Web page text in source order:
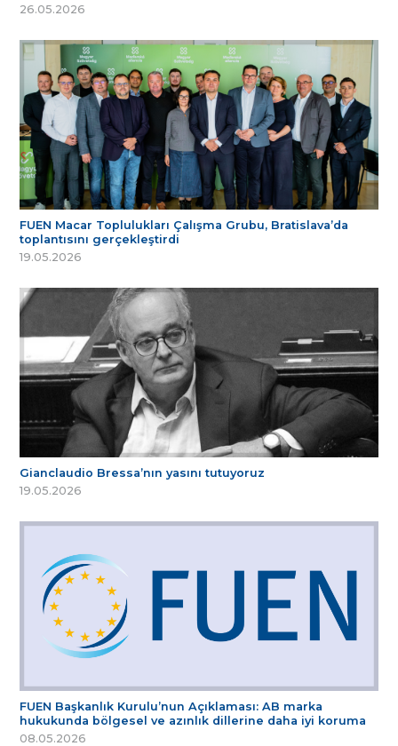
26.05.2026
FUEN Macar Toplulukları Çalışma Grubu, Bratislava’da
toplantısını gerçekleştirdi
19.05.2026
Gianclaudio Bressa’nın yasını tutuyoruz
19.05.2026
FUEN Başkanlık Kurulu’nun Açıklaması: AB marka
hukukunda bölgesel ve azınlık dillerine daha iyi koruma
08.05.2026